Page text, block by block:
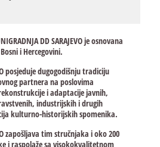
DD SARAJEVO je osnovana
i Hercegovini.
posjeduje dugogodišnju tradiciju
partnera na poslovima
i adaptacije javnih,
industrijskih i drugih
kulturno-historijskih spomenika.
zapošljava tim stručnjaka i oko 200
i raspolaže sa visokokvalitetnom